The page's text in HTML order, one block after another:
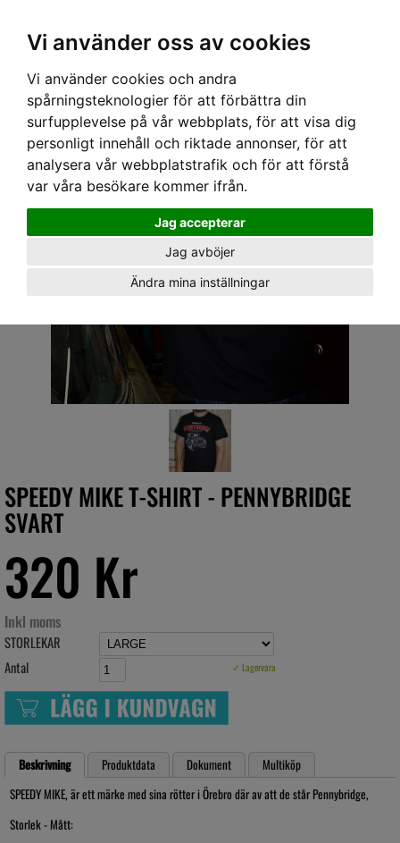
Vi använder oss av cookies
Vi använder cookies och andra
spårningsteknologier för att förbättra din
surfupplevelse på vår webbplats, för att visa dig
personligt innehåll och riktade annonser, för att
analysera vår webbplatstrafik och för att förstå
var våra besökare kommer ifrån.
Jag accepterar
Jag avböjer
Ändra mina inställningar
Hem› HERR›T-SHIRT › SPEEDY MIKE T-SHIRT - PENNYBRIDGE SVART
SPEEDY MIKE T-SHIRT - PENNYBRIDGE
SVART
320 Kr
Inkl moms
STORLEKAR
Antal
✓ Lagervara
Beskrivning Produktdata Dokument
Multiköp
SPEEDY MIKE, är ett märke med sina rötter i Örebro där av att de står Pennybridge,
Storlek - Mått: